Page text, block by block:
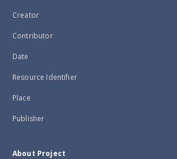
Creator
Contributor
Date
Resource Identifier
Place
Publisher
About Project